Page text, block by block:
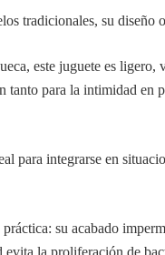
tradicionales, su
este juguete es
tanto para la intimidad
para integrarse en
su acabado